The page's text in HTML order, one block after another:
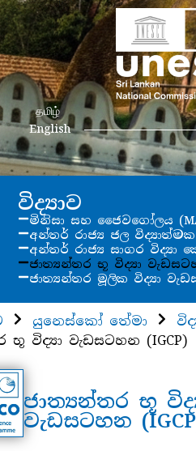
தமிழ்
English
Search
for:
විද්‍යාව
මිනිසා සහ ජෛවගෝලය
අන්තර් රාජ්‍ය ජල
අන්තර් රාජ්‍ය සාගර විද්‍යා
ජාත්‍යන්තර භූ විද්‍යා
ජාත්‍යන්තර මූලික විද්‍යා
යුනෙස්කෝ තේමා
භූ විද්‍යා වැඩසටහන (IGCP)
ජාත්‍යන්තර භූ
වැඩසටහන